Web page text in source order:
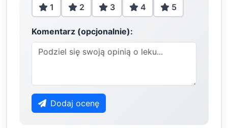
1 2 3 4 5
Komentarz (opcjonalnie):
Dodaj ocenę